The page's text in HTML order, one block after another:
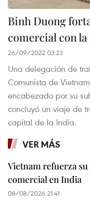
Binh Duong
comercial con
26/09/2022 03:23
Una delegación de
Comunista de
encabezado por su
concluyó un viaje de
capital de la India.
VER MÁS
Vietnam refuerza
comercial en India
08/08/2026 21:41